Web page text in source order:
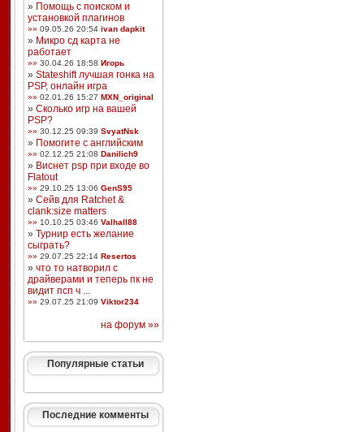
» Помощь с поиском и
установкой плагинов
»» 09.05.26 20:54 ivan dapkit
» Микро сд карта не
работает
»» 30.04.26 18:58 Игорь
» Stateshift лучшая гонка на
PSP, онлайн игра
»» 02.01.26 15:27 MXN_original
» Сколько игр на вашей
PSP?
»» 30.12.25 09:39 SvyatNsk
» Помогите с английским
»» 02.12.25 21:08 Danilich9
» Виснет psp при входе во
Flatout
»» 29.10.25 13:06 GenS95
» Сейв для Ratchet &
clank:size matters
»» 10.10.25 03:46 Valhall88
» Турнир есть желание
сыграть?
»» 29.07.25 22:14 Resertos
» что то натворил с
драйверами и теперь пк не
видит псп ч ...
»» 29.07.25 21:09 Viktor234
на форум »»
Популярные статьи
Последние комменты